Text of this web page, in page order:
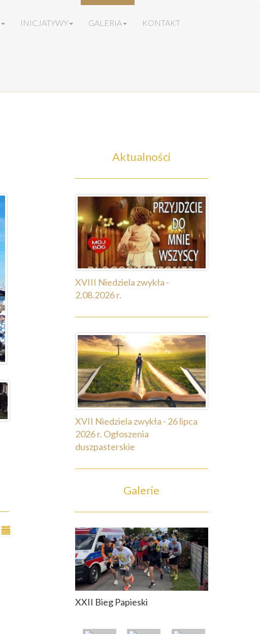
INICJATYWY GALERIA KONTAKT
Aktualności
XVIII Niedziela zwykła -
2.08.2026 r.
XVII Niedziela zwykła - 26 lipca
2026 r. Ogłoszenia
duszpasterskie
Galerie
XXII Bieg Papieski